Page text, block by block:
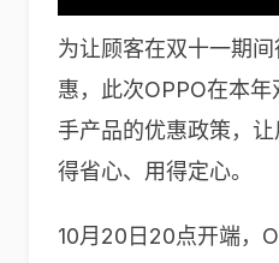
为让顾客在双十一期
惠，此次OPPO在本
手产品的优惠政策，
得省心、用得定心。
10月20日20点开端，